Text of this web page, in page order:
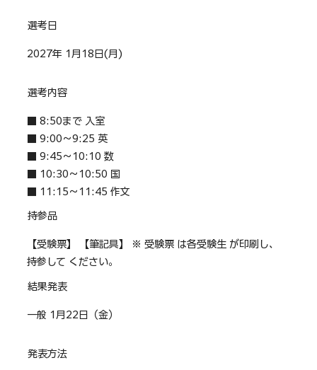
選考日
2027年 1月18日(月)
選考内容
■ 8:50まで 入室
■ 9:00～9:25 英
■ 9:45～10:10 数
■ 10:30～10:50 国
■ 11:15～11:45 作文
持参品
【受験票】 【筆記具】 ※ 受験票 は各受験生 が印刷し、
持参して ください。
結果発表
一般 1月22日（金）
発表方法